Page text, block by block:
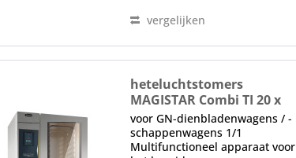
vergelijken
heteluchtstomers
MAGISTAR Combi TI 20 x
GN 1/1-E-3G
voor GN-dienbladenwagens / -
schappenwagens 1/1
Multifunctioneel apparaat voor